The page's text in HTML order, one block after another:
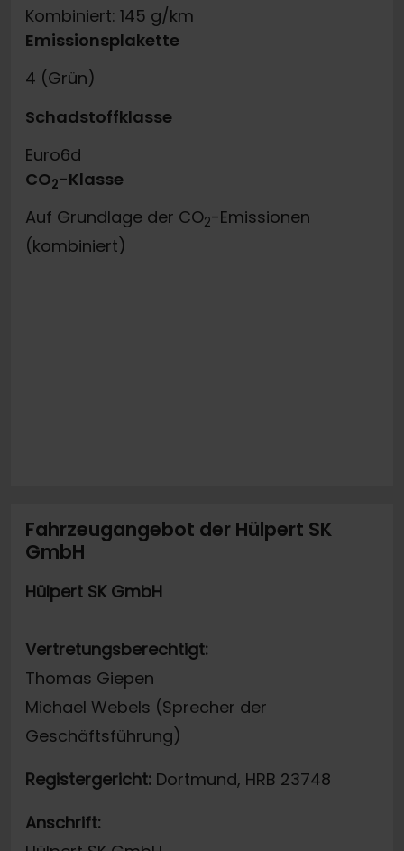
Kombiniert: 145 g/km
Emissionsplakette
4 (Grün)
Schadstoffklasse
Euro6d
CO2-Klasse
Auf Grundlage der CO2-Emissionen
(kombiniert)
Fahrzeugangebot der Hülpert SK
GmbH
Hülpert SK GmbH
Vertretungsberechtigt:
Thomas Giepen
Michael Webels (Sprecher der
Geschäftsführung)
Registergericht: Dortmund, HRB 23748
Anschrift: